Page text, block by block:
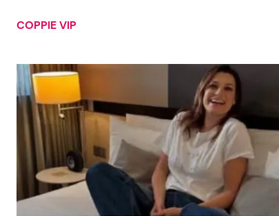
COPPIE VIP